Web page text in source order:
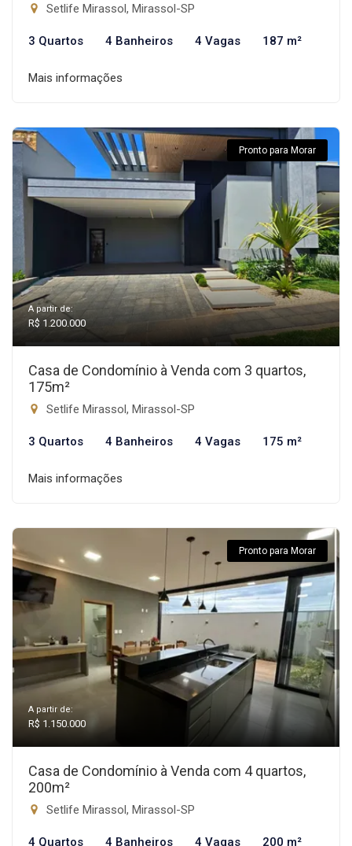
Setlife Mirassol, Mirassol-SP
3 Quartos 4 Banheiros 4 Vagas 187 m²
Mais informações
Pronto para Morar
A partir de:
R$ 1.200.000
Casa de Condomínio à Venda com 3 quartos,
175m²
Setlife Mirassol, Mirassol-SP
3 Quartos 4 Banheiros 4 Vagas 175 m²
Mais informações
Pronto para Morar
A partir de:
R$ 1.150.000
Casa de Condomínio à Venda com 4 quartos,
200m²
Setlife Mirassol, Mirassol-SP
4 Quartos 4 Banheiros 4 Vagas 200 m²